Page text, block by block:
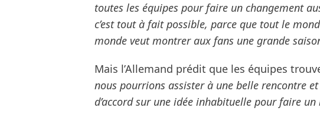
toutes les équipes pour faire un changement
c’est tout à fait possible, parce que tout le
monde veut montrer aux fans une grande
Mais l’Allemand prédit que les équipes
nous pourrions assister à une belle rencontre
d’accord sur une idée inhabituelle pour faire